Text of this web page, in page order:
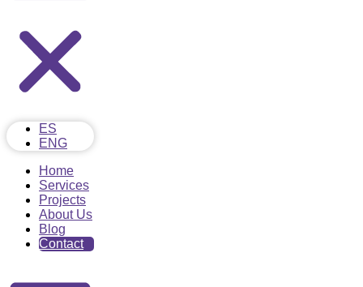
ES
ENG
Home
Services
Projects
About Us
Blog
Contact